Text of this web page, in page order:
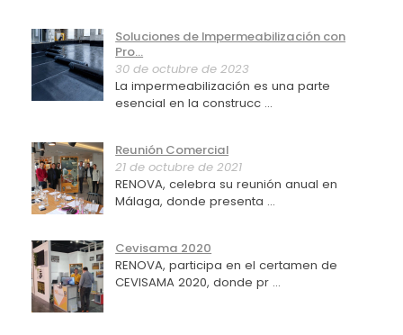
Soluciones de Impermeabilización con
Pro...
30 de octubre de 2023
La impermeabilización es una parte
esencial en la construcc ...
Reunión Comercial
21 de octubre de 2021
RENOVA, celebra su reunión anual en
Málaga, donde presenta ...
Cevisama 2020
RENOVA, participa en el certamen de
CEVISAMA 2020, donde pr ...